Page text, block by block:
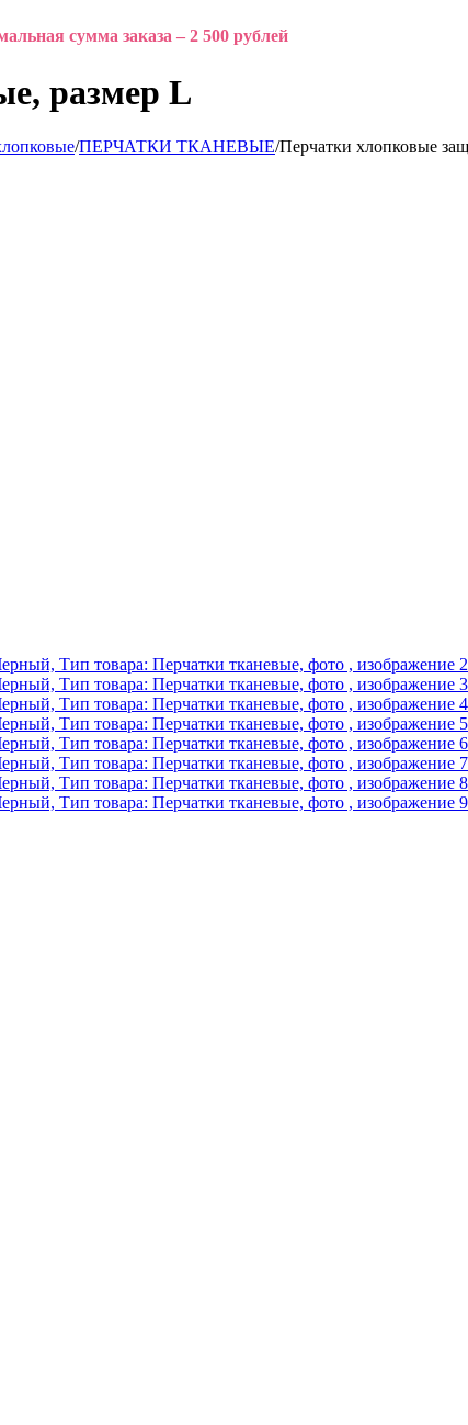
сумма заказа – 2 500 рублей
размер L
/ПЕРЧАТКИ ТКАНЕВЫЕ/Перчатки хлопковые